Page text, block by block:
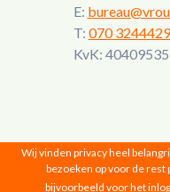
E:
T: 070 3244429
KvK: 40409535
Vrouwen van
Wij vinden privacy heel
bezoeken op voor de
bijvoorbeeld voor het